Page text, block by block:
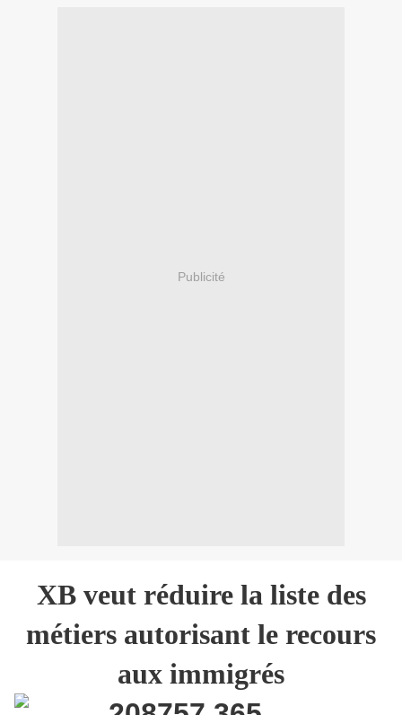
Publicité
XB veut réduire la liste des
métiers autorisant le recours
aux immigrés